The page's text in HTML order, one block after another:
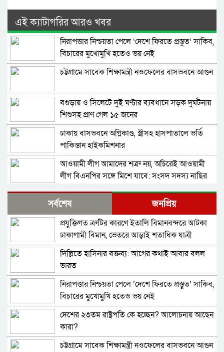
এই ক্যাটাগরির আরও খবর
নিরাপত্তার নিশ্চয়তা পেলে ‘দেশে ফিরতে প্রস্তুত’ সাকিব,
বিচারের মুখোমুখি হতেও ভয় নেই
চট্টগ্রামে সাবেক শিক্ষামন্ত্রী নওফেলের বাসভবনে আগুন
বগুড়ায় ও সিলেটে দুই ঘণ্টার ব্যবধানে সড়ক দুর্ঘটনায়
শিশুসহ প্রাণ গেল ১৫ জনের
ঢাকায় বাসভবনে অগ্নিকাণ্ড, স্ত্রীসহ হাসপাতালে ভর্তি
পাকিস্তান হাইকমিশনার
আওয়ামী লীগ আমাদের শত্রু নয়, অচিরেই আওয়ামী
লীগ বিএনপির সঙ্গে মিশে যাবে: সংসদ সদস্য নাছির
শহীদ আহসান জুলাই যোদ্ধা নন—দাবি বিএনপি নেতার,
জামায়াত নেতা বললেন, ‘সারজিসও ছাত্রলীগ করতেন’
সাকিব আল হাসানের বাড়িতে পেট্রোল ঢেলে আগুন
দেওয়ার চেষ্টা, ভাঙচুর
গাজীপুর-৫ আসনের সাবেক এমপি আখতারুজ্জামান
গ্রেপ্তার
ফেনীর পুলিশ সুপার; যত কিছুই করি না কেন, কারোরই
মন রক্ষা করতে পারি না
জুলাই গণঅভ্যুত্থান দিবসে হবিগঞ্জে শহীদদের প্রতি
জেলা পুলিশের শ্রদ্ধা
মৌলভীবাজারে যথাযোগ্য মর্যাদায় পালিত জুলাই
সর্বশেষ জনপ্রিয়
প্রযুক্তিগত ত্রুটির কারণে ইতালি বিমানবন্দরে আটকা
ঢাকাগামী বিমান, ভেতরে আড়াই শতাধিক যাত্রী
দিল্লিতে হাসিনার বক্তব্য: আগের কথাই আবার বলল
ভারত
নিরাপত্তার নিশ্চয়তা পেলে ‘দেশে ফিরতে প্রস্তুত’ সাকিব,
বিচারের মুখোমুখি হতেও ভয় নেই
দেশের ২৩তম রাষ্ট্রপতি কে হচ্ছেন? আলোচনায় আছেন
কারা?
চট্টগ্রামে সাবেক শিক্ষামন্ত্রী নওফেলের বাসভবনে আগুন